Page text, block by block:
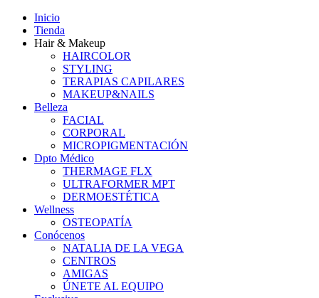
Inicio
Tienda
Hair & Makeup
HAIRCOLOR
STYLING
TERAPIAS CAPILARES
MAKEUP&NAILS
Belleza
FACIAL
CORPORAL
MICROPIGMENTACIÓN
Dpto Médico
THERMAGE FLX
ULTRAFORMER MPT
DERMOESTÉTICA
Wellness
OSTEOPATÍA
Conócenos
NATALIA DE LA VEGA
CENTROS
AMIGAS
ÚNETE AL EQUIPO